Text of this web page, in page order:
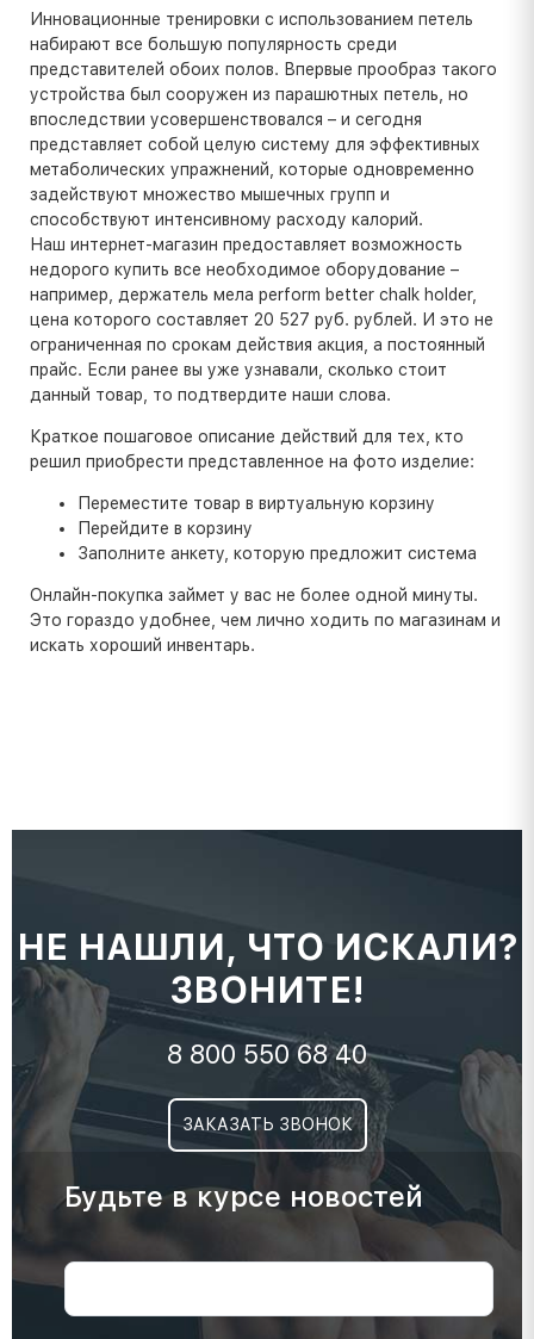
Инновационные тренировки с использованием петель
набирают все большую популярность среди
представителей обоих полов. Впервые прообраз такого
устройства был сооружен из парашютных петель, но
впоследствии усовершенствовался – и сегодня
представляет собой целую систему для эффективных
метаболических упражнений, которые одновременно
задействуют множество мышечных групп и
способствуют интенсивному расходу калорий.
Наш интернет-магазин предоставляет возможность
недорого купить все необходимое оборудование –
например, держатель мела perform better chalk holder,
цена которого составляет 20 527 руб. рублей. И это не
ограниченная по срокам действия акция, а постоянный
прайс. Если ранее вы уже узнавали, сколько стоит
данный товар, то подтвердите наши слова.
Краткое пошаговое описание действий для тех, кто
решил приобрести представленное на фото изделие:
Переместите товар в виртуальную корзину
Перейдите в корзину
Заполните анкету, которую предложит система
Онлайн-покупка займет у вас не более одной минуты.
Это гораздо удобнее, чем лично ходить по магазинам и
искать хороший инвентарь.
НЕ НАШЛИ, ЧТО ИСКАЛИ?
ЗВОНИТЕ!
8 800 550 68 40
ЗАКАЗАТЬ ЗВОНОК
Будьте в курсе новостей